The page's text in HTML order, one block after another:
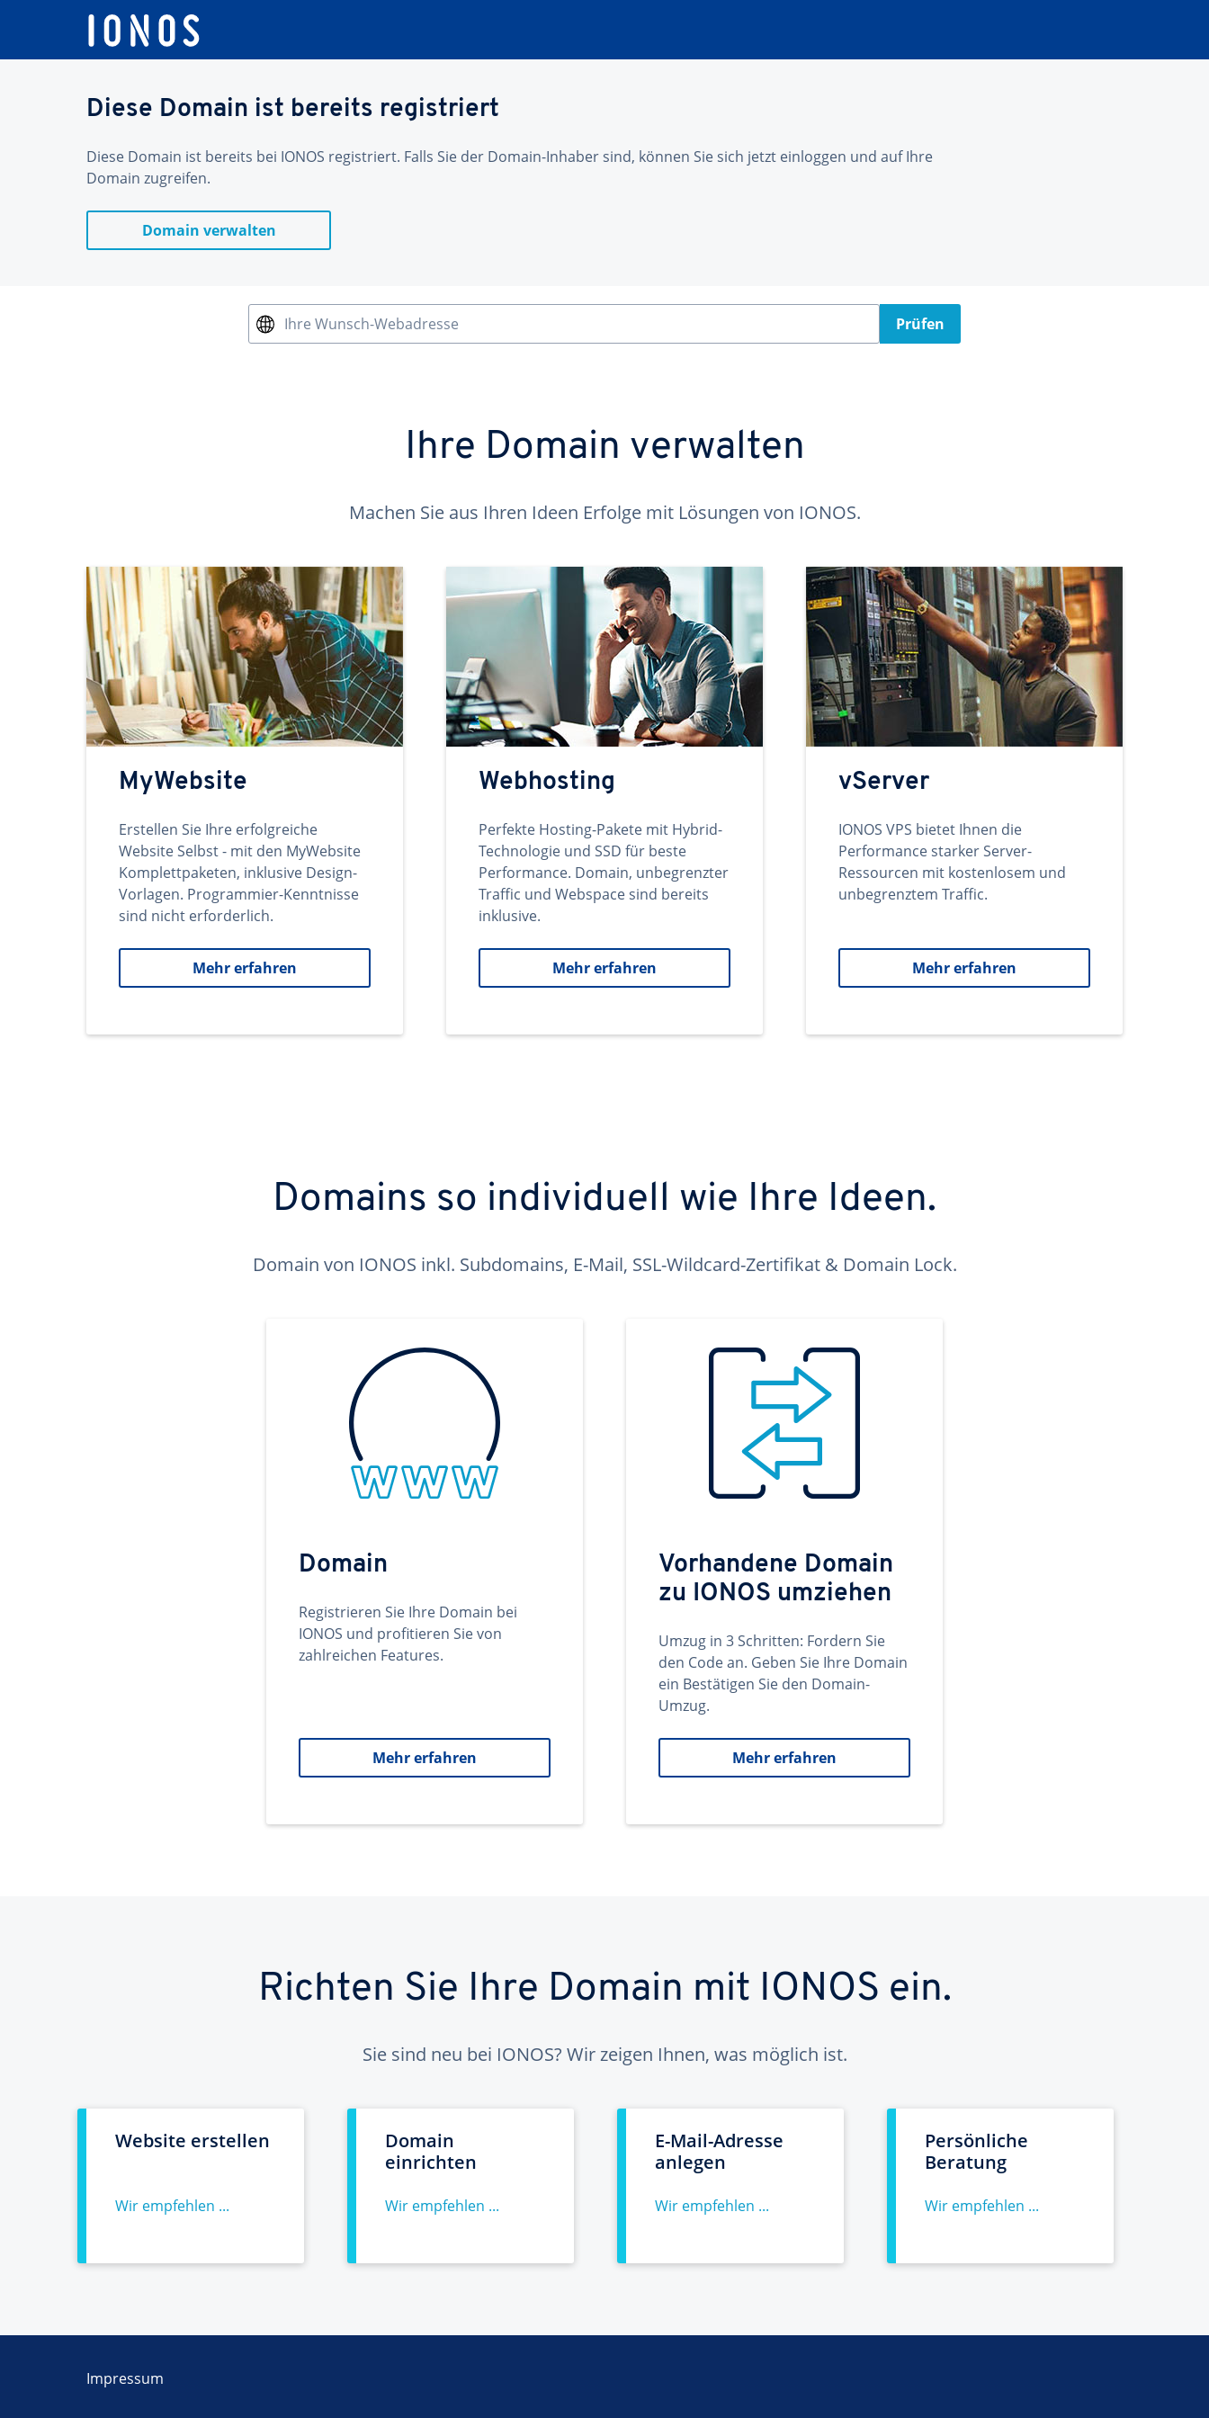
Diese Domain ist bereits registriert
Diese Domain ist bereits bei IONOS registriert. Falls Sie der Domain-Inhaber sind, können Sie sich jetzt einloggen und auf Ihre
Domain zugreifen.
Domain verwalten
Ihre Wunsch-Webadresse Prüfen
Ihre Domain verwalten
Machen Sie aus Ihren Ideen Erfolge mit Lösungen von IONOS.
MyWebsite
Erstellen Sie Ihre erfolgreiche
Website Selbst - mit den MyWebsite
Komplettpaketen, inklusive Design-
Vorlagen. Programmier-Kenntnisse
sind nicht erforderlich.
Mehr erfahren
Webhosting
Perfekte Hosting-Pakete mit Hybrid-
Technologie und SSD für beste
Performance. Domain, unbegrenzter
Traffic und Webspace sind bereits
inklusive.
Mehr erfahren
vServer
IONOS VPS bietet Ihnen die
Performance starker Server-
Ressourcen mit kostenlosem und
unbegrenztem Traffic.
Mehr erfahren
Domains so individuell wie Ihre Ideen.
Domain von IONOS inkl. Subdomains, E-Mail, SSL-Wildcard-Zertifikat & Domain Lock.
Domain
Registrieren Sie Ihre Domain bei
IONOS und profitieren Sie von
zahlreichen Features.
Mehr erfahren
Vorhandene Domain
zu IONOS umziehen
Umzug in 3 Schritten: Fordern Sie
den Code an. Geben Sie Ihre Domain
ein Bestätigen Sie den Domain-
Umzug.
Mehr erfahren
Richten Sie Ihre Domain mit IONOS ein.
Sie sind neu bei IONOS? Wir zeigen Ihnen, was möglich ist.
Website erstellen
Wir empfehlen ...
Domain
einrichten
Wir empfehlen ...
E-Mail-Adresse
anlegen
Wir empfehlen ...
Persönliche
Beratung
Wir empfehlen ...
Impressum